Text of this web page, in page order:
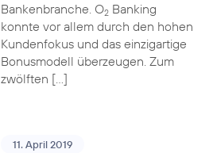
Bankenbranche. O2Banking
konnte vor allem durch den hohen
Kundenfokus und das einzigartige
Bonusmodell überzeugen. Zum
zwölften […]
11. April 2019